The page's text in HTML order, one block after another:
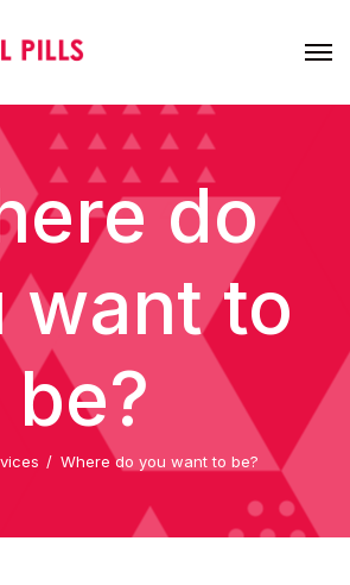
do
want to
be?
Where do you want to be?